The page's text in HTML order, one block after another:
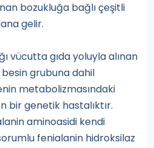
bozukluğa bağlı çeşitli
gelir.
vücutta gıda yoluyla alınan
grubuna dahil
metabolizmasındaki
bir genetik hastalıktır.
aminoasidi kendi
fenialanin hidroksilaz